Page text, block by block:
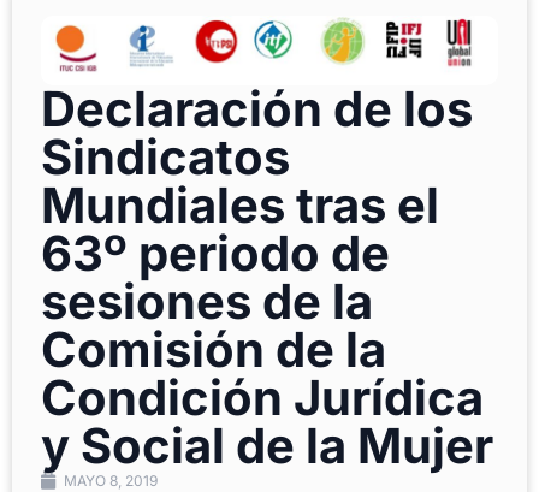
Declaración de los
Sindicatos
Mundiales tras el
63º periodo de
sesiones de la
Comisión de la
Condición Jurídica
y Social de la Mujer
MAYO 8, 2019